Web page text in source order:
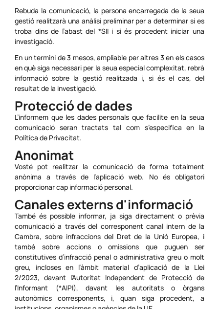
Rebuda la comunicació, la persona encarregada de la seua
gestió realitzarà una anàlisi preliminar per a determinar si es
troba dins de l’abast del *SII i si és procedent iniciar una
investigació.
En un termini de 3 mesos, ampliable per altres 3 en els casos
en què siga necessari per la seua especial complexitat, rebrà
informació sobre la gestió realitzada i, si és el cas, del
resultat de la investigació.
Protecció de dades
L’informem que les dades personals que facilite en la seua
comunicació seran tractats tal com s’especifica en la
Política de Privacitat.
Anonimat
Vosté pot realitzar la comunicació de forma totalment
anònima a través de l’aplicació web. No és obligatori
proporcionar cap informació personal.
Canales externs d'informació
També és possible informar, ja siga directament o prèvia
comunicació a través del corresponent canal intern de la
Cambra, sobre infraccions del Dret de la Unió Europea, i
també sobre accions o omissions que puguen ser
constitutives d’infracció penal o administrativa greu o molt
greu, incloses en l’àmbit material d’aplicació de la Llei
2/2023, davant l’Autoritat Independent de Protecció de
l’Informant (*AIPI), davant les autoritats o òrgans
autonòmics corresponents, i, quan siga procedent, a